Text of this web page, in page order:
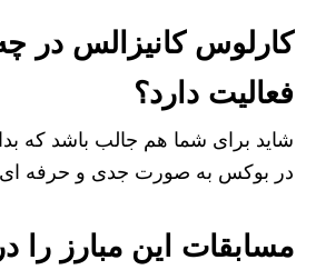
کارلوس کانیزالس در
فعالیت دارد؟
شاید برای شما هم جالب باشد که
در بوکس به صورت جدی و حرفه ای
مسابقات این مبارز را